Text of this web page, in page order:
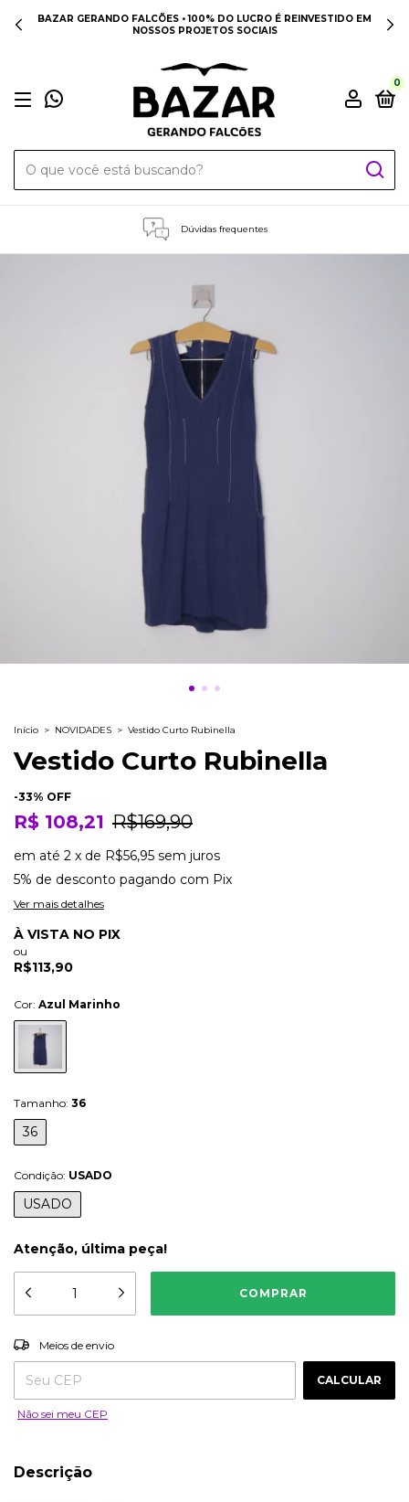
BAZAR GERANDO FALCÕES • 100% DO LUCRO É REINVESTIDO EM
NOSSOS PROJETOS SOCIAIS
0
Dúvidas frequentes
Início > NOVIDADES > Vestido Curto Rubinella
Vestido Curto Rubinella
-33% OFF
R$ 108,21 R$169,90
em até 2 x de R$56,95 sem juros
5% de desconto pagando com Pix
Ver mais detalhes
À VISTA NO PIX
ou
R$113,90
Cor: Azul Marinho
Tamanho: 36
36
Condição: USADO
USADO
Atenção, última peça!
Entregas para o CEP:
Meios de envio
CALCULAR
Não sei meu CEP
Descrição